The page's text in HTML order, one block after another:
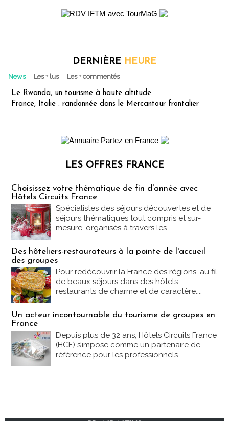
DERNIÈRE HEURE
News Les + lus Les + commentés
Le Rwanda, un tourisme à haute altitude
France, Italie : randonnée dans le Mercantour frontalier
LES OFFRES FRANCE
Choisissez votre thématique de fin d'année avec
Hôtels Circuits France
Spécialistes des séjours découvertes et de
séjours thématiques tout compris et sur-
mesure, organisés à travers les...
Des hôteliers-restaurateurs à la pointe de l'accueil
des groupes
Pour redécouvrir la France des régions, au fil
de beaux séjours dans des hôtels-
restaurants de charme et de caractère....
Un acteur incontournable du tourisme de groupes en
France
Depuis plus de 32 ans, Hôtels Circuits France
(HCF) s’impose comme un partenaire de
référence pour les professionnels...